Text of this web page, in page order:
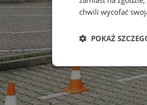
chwili wycofać
POKAŻ
Niezbędne